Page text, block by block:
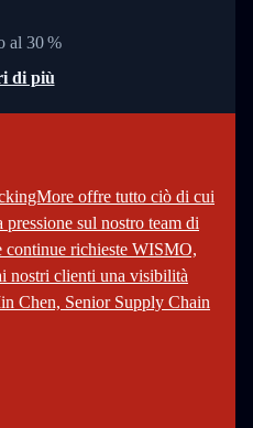
al 30 %
di più
offre tutto ciò di cui
sul nostro team di
continue richieste WISMO,
nostri clienti una visibilità
Chen, Senior Supply Chain